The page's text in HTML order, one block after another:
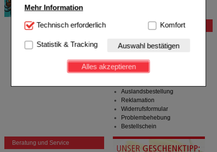
Mehr Information
Technisch Notwendig:Hierbei handelt es sich um
Website notwendig sind (z.B. Navigation, Warenkorb,
Kundenkonto), weshalb auf diese nicht verzichtet
werden kann.
Einkaufserlebnis noch ansprechender zu gestalten,
beispielsweise für die Wiedererkennung des
Besuchers oder unsere Seite an bevorzugte
Verhaltensweisen (z.B. Spracheinstellung)
anzupassen. Komfort-Cookies ermöglichen es uns
auch auf Ihre Bedürfnisse zugeschrittene Inhalte
anzuzeigen und unser Partnerprogramm zu
betreiben.
Technisch erforderlich Komfort
Statistik & Tracking Auswahl bestätigen
Alles akzeptieren
Hilfe zum Bestellvorgang
Rezepte einlösen
Freiumschläge anfordern
Auslandsbestellung
Reklamation
Widerrufsformular
Problembehebung
Bestellschein
Beratung und Service